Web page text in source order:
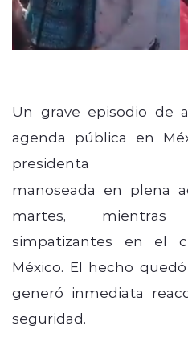
Un grave episodio de
agenda pública en
presidenta
manoseada en plena
martes,
simpatizantes en el
México. El hecho
generó inmediata
seguridad.